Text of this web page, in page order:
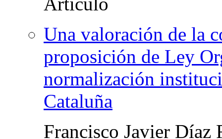
Una valoración de la
proposición de Ley
normalización
Cataluña
Francisco Javier Díaz